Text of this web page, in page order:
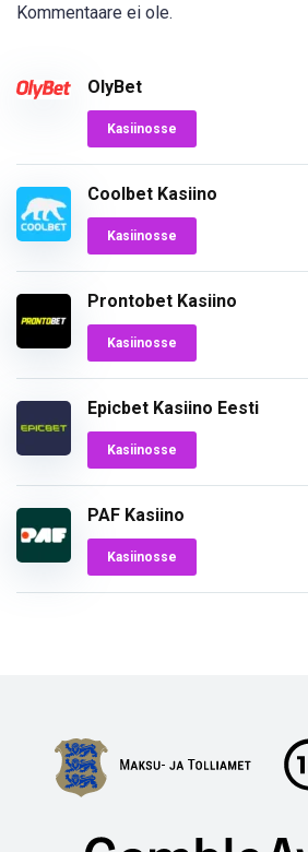
Kommentaare ei ole.
OlyBet
Kasiinosse
Coolbet Kasiino
Kasiinosse
Prontobet Kasiino
Kasiinosse
Epicbet Kasiino Eesti
Kasiinosse
PAF Kasiino
Kasiinosse